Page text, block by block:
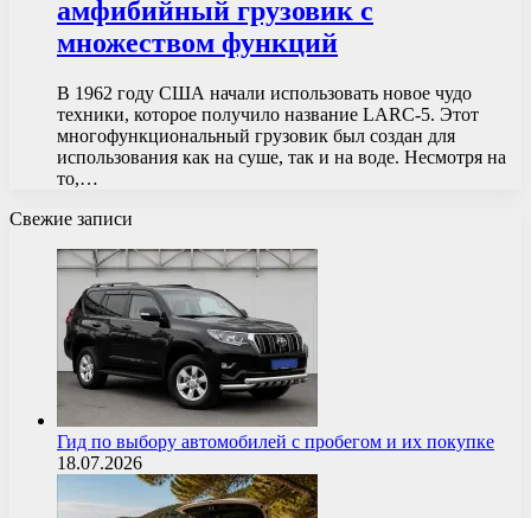
амфибийный грузовик с
множеством функций
В 1962 году США начали использовать новое чудо
техники, которое получило название LARC-5. Этот
многофункциональный грузовик был создан для
использования как на суше, так и на воде. Несмотря на
то,…
Свежие записи
Гид по выбору автомобилей с пробегом и их покупке
18.07.2026